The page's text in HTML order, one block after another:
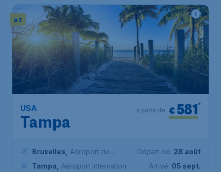
# 7
USA
Tampa
€ 581*
à partir de
Bruxelles
Aéroport de
Bruxelles-National
Tampa
Aéroport international
Départ de: 28 août
Arrivé: 05 sept.